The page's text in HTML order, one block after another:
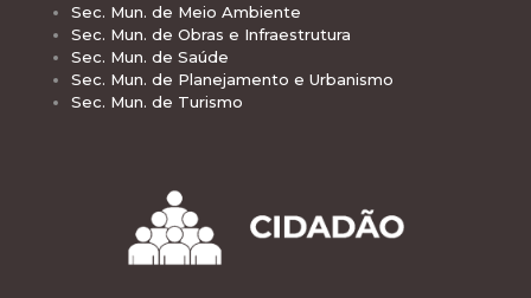
Sec. Mun. de Meio Ambiente
Sec. Mun. de Obras e Infraestrutura
Sec. Mun. de Saúde
Sec. Mun. de Planejamento e Urbanismo
Sec. Mun. de Turismo